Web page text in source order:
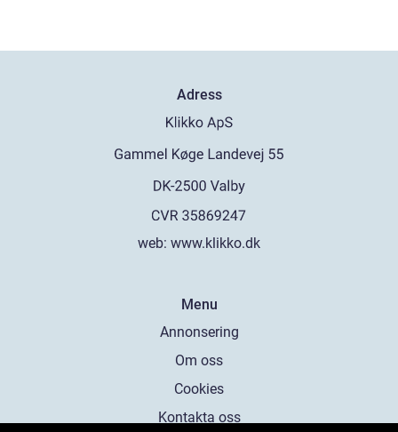
Adress
web: www.klikko.dk
Menu
Annonsering
Om oss
Cookies
Kontakta oss